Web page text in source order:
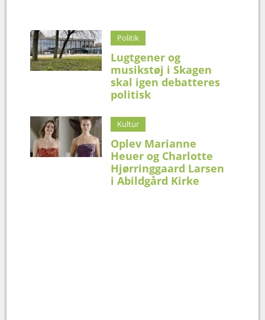
Politik
Lugtgener og
musikstøj i Skagen
skal igen debatteres
politisk
Kultur
Oplev Marianne
Heuer og Charlotte
Hjørringgaard Larsen
i Abildgård Kirke